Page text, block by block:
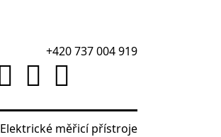
+420 737 004 919
Elektrické měřicí přístroje